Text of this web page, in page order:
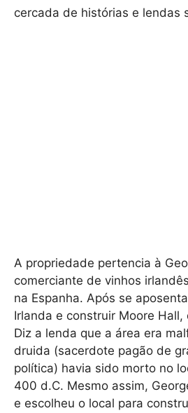
cercada de histórias e lendas
A propriedade pertencia à
comerciante de vinhos
na Espanha. Após se
Irlanda e construir Moore Hall,
Diz a lenda que a área era
druida (sacerdote pagão de
política) havia sido morto no
400 d.C. Mesmo assim,
e escolheu o local para